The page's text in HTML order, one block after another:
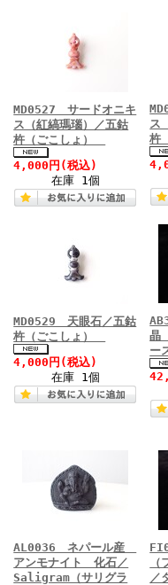
MD0527 サードオニキ
ス（紅縞瑪瑙）／五鈷
杵（ごこしょ）
4,000円 (税込)
在庫 1個
ス
杵
MD0529 天眼石／五鈷
杵（ごこしょ）
4,000円 (税込)
在庫 1個
晶
ー
AL0036 ネパール産
アンモナイト 化石／
Saligram（サリグラ
／